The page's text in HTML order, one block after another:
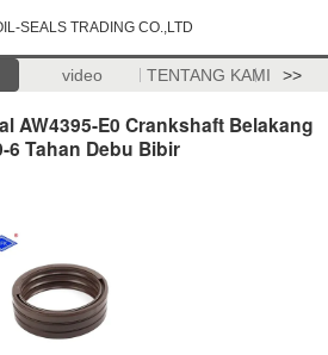
SEALS TRADING CO.,LTD
video TENTANG KAMI >>
AW4395-E0 Crankshaft Belakang
6 Tahan Debu Bibir